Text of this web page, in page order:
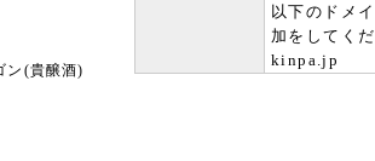
ン(貴醸酒)
以下のドメ
加をしてくだ
kinpa.jp